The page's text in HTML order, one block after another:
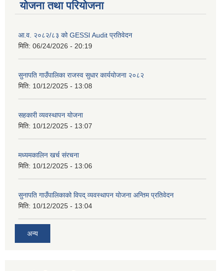
योजना तथा परियोजना
आ.व. २०८२/८३ को GESSI Audit प्रतिवेदन
मिति: 06/24/2026 - 20:19
सुनापति गाउँपालिका राजस्व सुधार कार्ययोजना २०८२
मिति: 10/12/2025 - 13:08
सहकारी व्यवस्थापन योजना
मिति: 10/12/2025 - 13:07
मध्यमकालिन खर्च संरचना
मिति: 10/12/2025 - 13:06
सुनापति गाउँपालिकाको विपद् व्यवस्थापन योजना अन्तिम प्रतिवेदन
मिति: 10/12/2025 - 13:04
अन्य